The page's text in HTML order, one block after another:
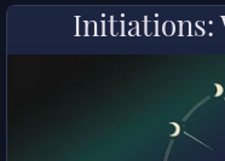
Initiations: